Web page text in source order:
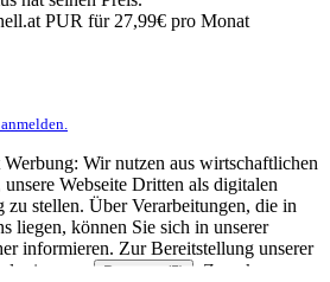
PUR für 27,99€ pro Monat
Wir nutzen aus wirtschaftlichen
Webseite Dritten als digitalen
zu stellen. Über Verarbeitungen, die in
liegen, können Sie sich in unserer
informieren. Zur Bereitstellung unserer
von
Partnern (5)
. Zwecke: